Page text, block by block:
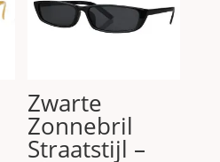
gekozen
productpagina
Zwarte
Zonnebril
Straatstijl –